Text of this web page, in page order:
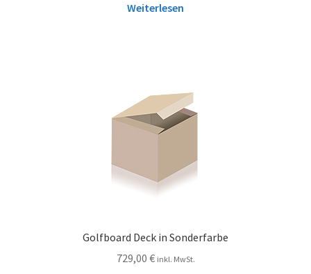
Weiterlesen
Golfboard Deck in Sonderfarbe
729,00 € inkl. MwSt.